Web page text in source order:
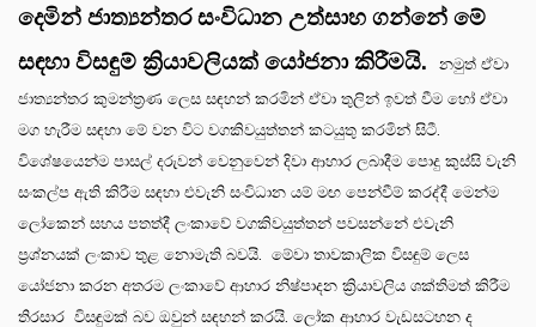
දෙමින් ජාත්‍යන්තර සංවිධාන උත්සාහ ගන්නේ මේ
සඳහා විසඳුම් ක්‍රියාවලියක් යෝජනා කිරීමයි.
නමුත්‍ ඒවා
ජාත්‍යන්තර කුමන්ත්‍රණ ලෙස සඳහන් කරමින් ඒවා තුලින් ඉවත් වීම හෝ ඒවා
මග හැරීම සඳහා මේ වන විට වගකිවයුත්තන් කටයුතු කරමින් සිටී.
විශේෂයෙන්ම පාසල් දරුවන් වෙනුවෙන් දිවා ආහාර ලබාදීම පොදු කුස්සි වැනි
සංකල්ප ඇති කිරීම සඳහා එවැනි සංවිධාන යම් මඟ පෙන්වීම් කරද්දී මෙන්ම
ලෝකෙන් සහය පතත්දී ලංකාවේ වගකිවයුත්තන් පවසන්නේ එවැනි
ප්‍රශ්නයක් ලංකාව තුළ නොමැති බවයි. මේවා තාවකාලික විසඳුම් ලෙස
යෝජනා කරන අතරම ලංකාවේ ආහාර නිෂ්පාදන ක්‍රියාවලිය ශක්තිමත් කිරීම
තිරසාර විසඳුමක් බව ඔවුන් සඳහන් කරයි. ලෝක ආහාර වැඩසටහන ද